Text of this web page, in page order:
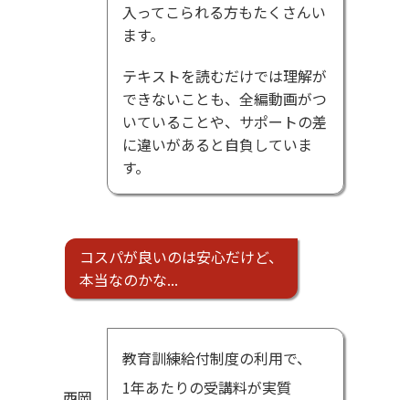
入ってこられる方もたくさんい
ます。
テキストを読むだけでは理解が
できないことも、全編動画がつ
いていることや、サポートの差
に違いがあると自負していま
す。
コスパが良いのは安心だけど、
本当なのかな...
教育訓練給付制度の利用で、
1年あたりの受講料が実質